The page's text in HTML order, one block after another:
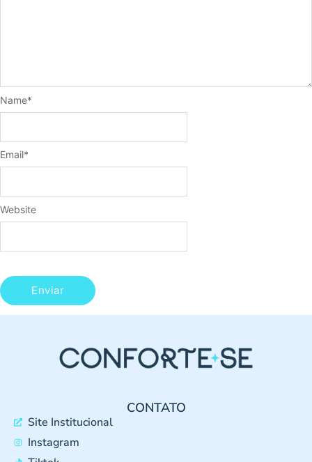
Name*
Email*
Website
CONTATO
Site Institucional
Instagram